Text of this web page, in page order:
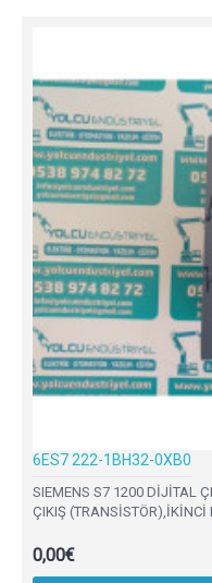
6ES7 222-1BH32-0XB0
SIEMENS S7 1200 DİJİTAL
ÇIKIŞ (TRANSİSTÖR),İKİNCİ
0,00€